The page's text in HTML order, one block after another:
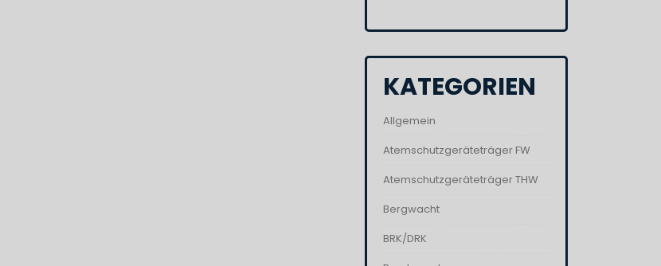
KATEGORIEN
Allgemein
Atemschutzgeräteträger FW
Atemschutzgeräteträger THW
Bergwacht
BRK/DRK